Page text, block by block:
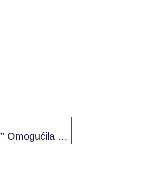
Škola Za Strane Jezike I Informatiku “POLIGLOT” Omogućila Je 10% Popusta Na Sve Kurseve